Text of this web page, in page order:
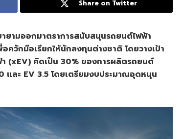
Share on Twitter
ยามออกมาตราการสนับสนุนรถยนต์ไฟฟ้า
อควักมือเรียกให้นักลงทุนต่างชาติ โดยวางเป้า
(xEV) คิดเป็น 30% ของการผลิตรถยนต์
และ EV 3.5 โดยเตรียมงบประมาณอุดหนุน